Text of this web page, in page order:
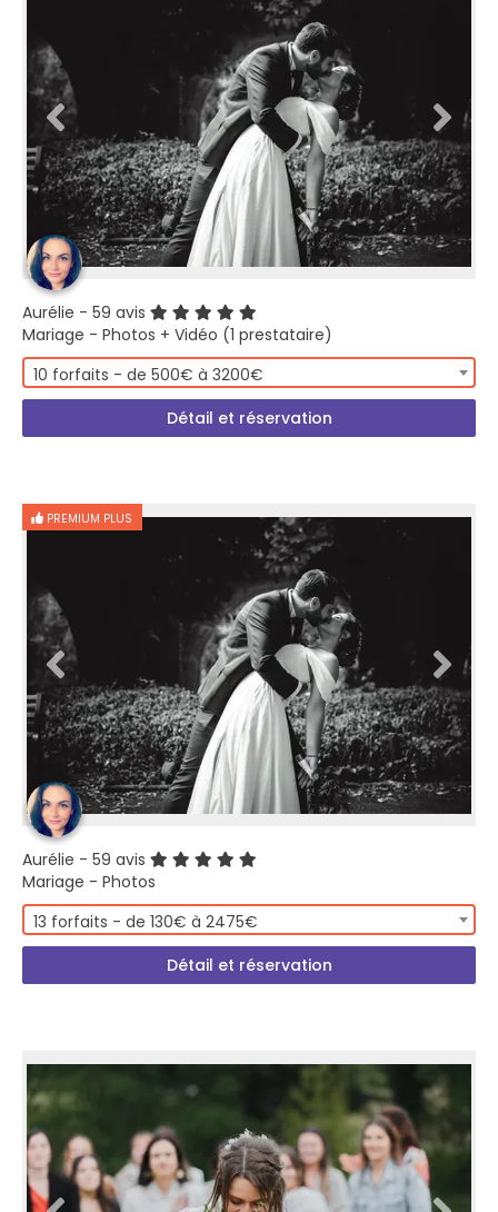
Aurélie - 59 avis
Mariage - Photos + Vidéo (1 prestataire)
10 forfaits - de 500€ à 3200€
Détail et réservation
PREMIUM PLUS
Aurélie - 59 avis
Mariage - Photos
13 forfaits - de 130€ à 2475€
Détail et réservation